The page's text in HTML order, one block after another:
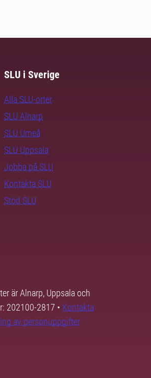
SLU i Sverige
Alla SLU-orter
SLU Alnarp
SLU Umeå
SLU Uppsala
Jobba på SLU
Kontakta SLU
Stöd SLU
är Alnarp, Uppsala och
202100-2817 • Kontakta
av personuppgifter